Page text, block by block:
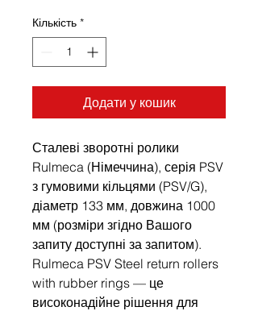
Кількість *
Додати у кошик
Сталеві зворотні ролики
Rulmeca (Німеччина), серія PSV
з гумовими кільцями (PSV/G),
діаметр 133 мм, довжина 1000
мм (розміри згідно Вашого
запиту доступні за запитом).
Rulmeca PSV Steel return rollers
with rubber rings — це
високонадійне рішення для